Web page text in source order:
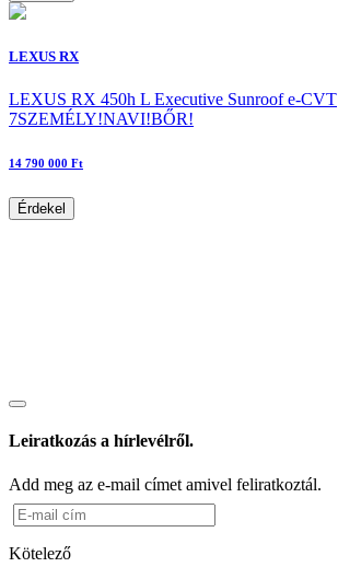
LEXUS RX
LEXUS RX 450h L Executive Sunroof e-CVT
7SZEMÉLY!NAVI!BŐR!
14 790 000 Ft
Érdekel
Leiratkozás a hírlevélről.
Add meg az e-mail címet amivel feliratkoztál.
Kötelező